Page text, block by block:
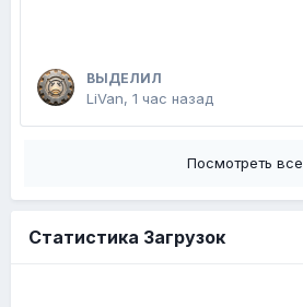
ВЫДЕЛИЛ
LiVan, 1 час назад
Посмотреть все
Статистика Загрузок